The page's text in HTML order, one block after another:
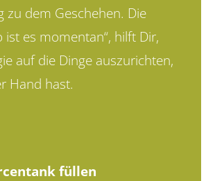
zu dem Geschehen. Die
ist es momentan“, hilft Dir,
auf die Dinge aus­zurichten,
Hand hast.
füllen